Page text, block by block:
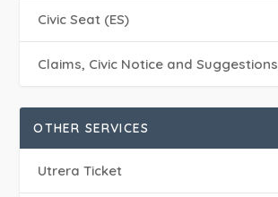
Civic Seat (ES)
Claims, Civic Notice and Suggestions
OTHER SERVICES
Utrera Ticket